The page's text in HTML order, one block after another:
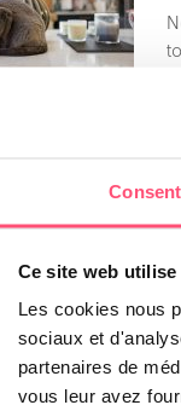
Ce site web utilise
Les cookies nous
sociaux et
partenaires de
vous leur avez